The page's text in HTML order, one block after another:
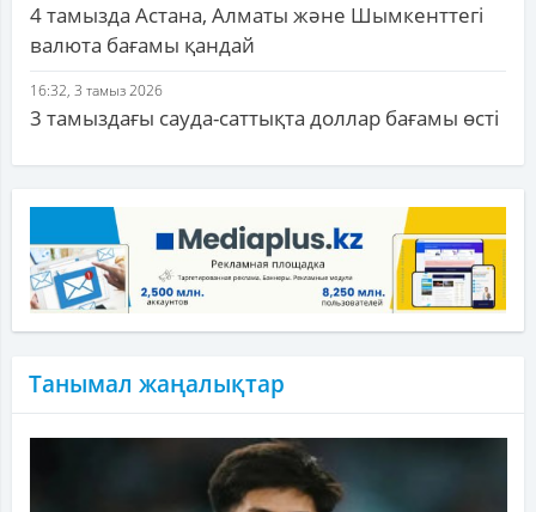
4 тамызда Астана, Алматы және Шымкенттегі
валюта бағамы қандай
16:32, 3 тамыз 2026
3 тамыздағы сауда-саттықта доллар бағамы өсті
Танымал жаңалықтар